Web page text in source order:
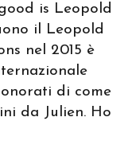
is Leopold
il Leopold
nel 2015 è
di come
da Julien. Ho